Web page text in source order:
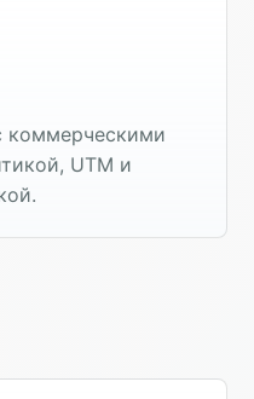
коммерческими
UTM и